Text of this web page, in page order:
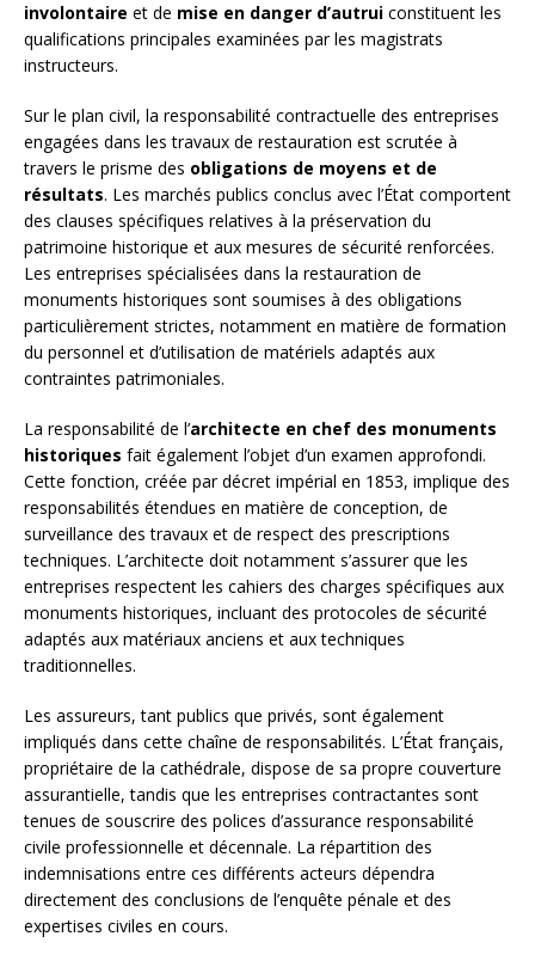
involontaire et de mise en danger d’autrui constituent les
qualifications principales examinées par les magistrats
instructeurs.
Sur le plan civil, la responsabilité contractuelle des entreprises
engagées dans les travaux de restauration est scrutée à
travers le prisme des obligations de moyens et de
résultats. Les marchés publics conclus avec l’État comportent
des clauses spécifiques relatives à la préservation du
patrimoine historique et aux mesures de sécurité renforcées.
Les entreprises spécialisées dans la restauration de
monuments historiques sont soumises à des obligations
particulièrement strictes, notamment en matière de formation
du personnel et d’utilisation de matériels adaptés aux
contraintes patrimoniales.
La responsabilité de l’architecte en chef des monuments
historiques fait également l’objet d’un examen approfondi.
Cette fonction, créée par décret impérial en 1853, implique des
responsabilités étendues en matière de conception, de
surveillance des travaux et de respect des prescriptions
techniques. L’architecte doit notamment s’assurer que les
entreprises respectent les cahiers des charges spécifiques aux
monuments historiques, incluant des protocoles de sécurité
adaptés aux matériaux anciens et aux techniques
traditionnelles.
Les assureurs, tant publics que privés, sont également
impliqués dans cette chaîne de responsabilités. L’État français,
propriétaire de la cathédrale, dispose de sa propre couverture
assurantielle, tandis que les entreprises contractantes sont
tenues de souscrire des polices d’assurance responsabilité
civile professionnelle et décennale. La répartition des
indemnisations entre ces différents acteurs dépendra
directement des conclusions de l’enquête pénale et des
expertises civiles en cours.